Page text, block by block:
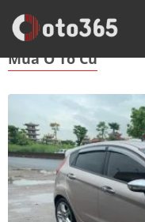
Trang Chủ Mua Ô Tô Cũ
Mua Ô Tô Cũ